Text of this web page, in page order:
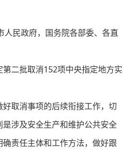
人民政府，国务院各部委、各直
二批取消152项中央指定地方实
取消事项的后续衔接工作，切
涉及安全生产和维护公共安全
责任主体和工作方法，做好跟